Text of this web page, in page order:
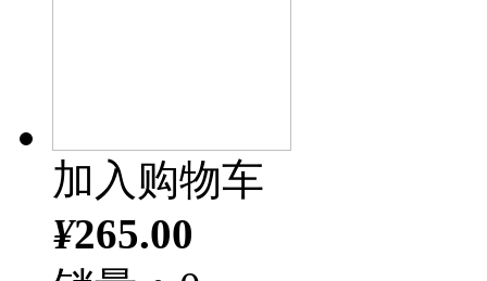
加入购物车
¥265.00